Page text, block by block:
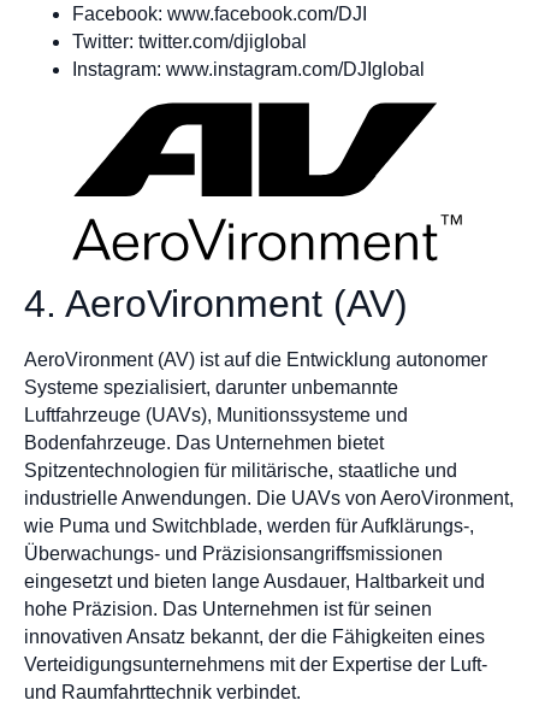
Facebook: www.facebook.com/DJI
Twitter: twitter.com/djiglobal
Instagram: www.instagram.com/DJIglobal
4. AeroVironment (AV)
AeroVironment (AV) ist auf die Entwicklung autonomer
Systeme spezialisiert, darunter unbemannte
Luftfahrzeuge (UAVs), Munitionssysteme und
Bodenfahrzeuge. Das Unternehmen bietet
Spitzentechnologien für militärische, staatliche und
industrielle Anwendungen. Die UAVs von AeroVironment,
wie Puma und Switchblade, werden für Aufklärungs-,
Überwachungs- und Präzisionsangriffsmissionen
eingesetzt und bieten lange Ausdauer, Haltbarkeit und
hohe Präzision. Das Unternehmen ist für seinen
innovativen Ansatz bekannt, der die Fähigkeiten eines
Verteidigungsunternehmens mit der Expertise der Luft-
und Raumfahrttechnik verbindet.